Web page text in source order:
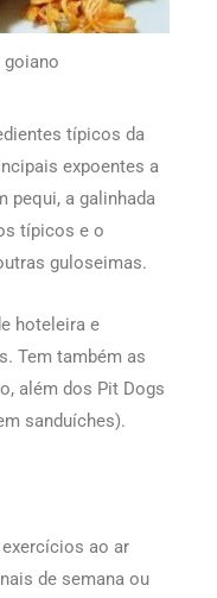
goiano
típicos da
expoentes a
pequi, a galinhada
típicos e o
guloseimas.
hoteleira e
Tem também as
além dos Pit Dogs
sanduíches).
ao ar
de semana ou